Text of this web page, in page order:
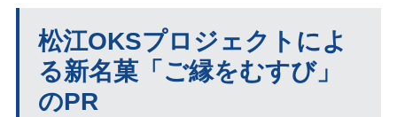
松江OKSプロジェクトによ
る新名菓「ご縁をむすび」
のPR